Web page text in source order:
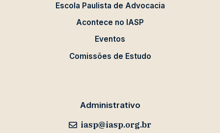
Escola Paulista de Advocacia
Acontece no IASP
Eventos
Comissões de Estudo
Administrativo
iasp@iasp.org.br